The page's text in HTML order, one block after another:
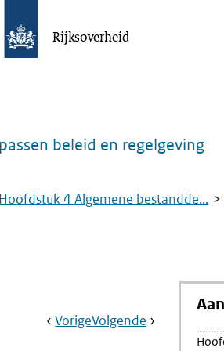
Rijksoverheid
beleid en regelgeving
Hoofdstuk 4 Algemene bestandde...
Book
Ga
VorigePagina:
Ga
Volgende Pagina:
Aanwijzing